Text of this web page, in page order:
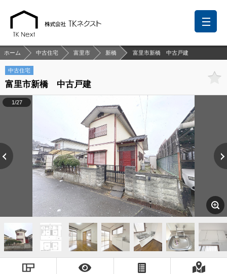
ホーム 中古住宅 富里市 新橋 富里市新橋 中古戸建
中古住宅
富里市新橋 中古戸建
1/27
前回の履歴 検討リスト
中国語での対応も可能です
お問い合わせ
営業メールは固くお断りします
お知らせ
千葉本店 松戸支店 成田支店 木更津支店
東京支店
神奈川支店
沖縄支店
現地販売会情報
千葉本店 松戸支店 成田支店 木更津支店
東京支店
神奈川支店
沖縄支店